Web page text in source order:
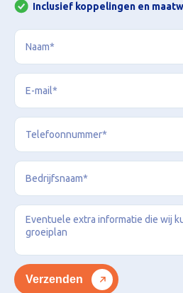
Inclusief koppelingen en